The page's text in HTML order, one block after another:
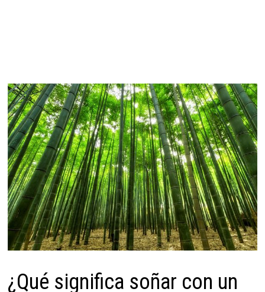
¿Qué significa soñar con un